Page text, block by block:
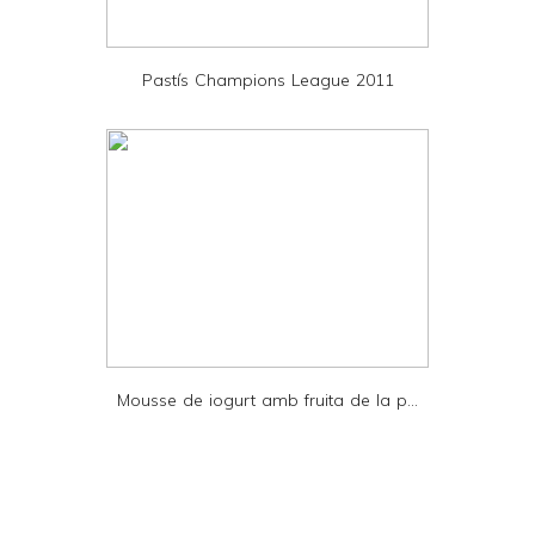
Pastís Champions League 2011
Mousse de iogurt amb fruita de la p...